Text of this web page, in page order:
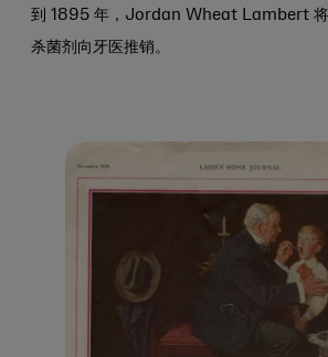
到 1895 年，Jordan Wheat Lambert 将
杀菌剂向牙医推销。